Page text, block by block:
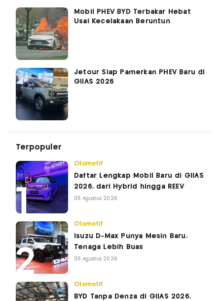
Mobil PHEV BYD Terbakar Hebat
Usai Kecelakaan Beruntun
Jetour Siap Pamerkan PHEV Baru di
GIIAS 2026
Terpopuler
Otomotif
Daftar Lengkap Mobil Baru di GIIAS
2026, dari Hybrid hingga REEV
05 Agustus 2026
Otomotif
Isuzu D-Max Punya Mesin Baru,
Tenaga Lebih Buas
05 Agustus 2026
Otomotif
BYD Tanpa Denza di GIIAS 2026,